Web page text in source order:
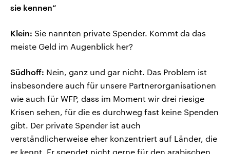
sie kennen“
Klein: Sie nannten private Spender. Kommt da das
meiste Geld im Augenblick her?
Südhoff: Nein, ganz und gar nicht. Das Problem ist
insbesondere auch für unsere Partnerorganisationen
wie auch für WFP, dass im Moment wir drei riesige
Krisen sehen, für die es durchweg fast keine Spenden
gibt. Der private Spender ist auch
verständlicherweise eher konzentriert auf Länder, die
er kennt. Er spendet nicht gerne für den arabischen